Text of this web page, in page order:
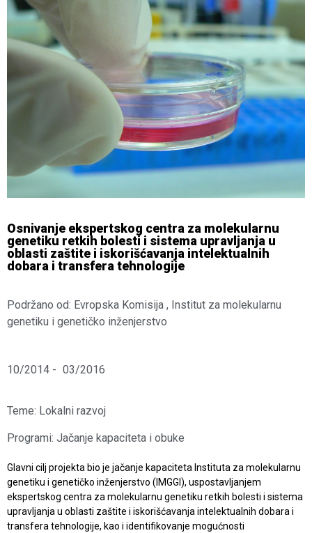
Osnivanje ekspertskog centra za molekularnu
genetiku retkih bolesti i sistema upravljanja u
oblasti zaštite i iskorišćavanja intelektualnih
dobara i transfera tehnologije
Podržano od: Evropska Komisija , Institut za molekularnu
genetiku i genetičko inženjerstvo
10/2014 - 03/2016
Teme: Lokalni razvoj
Programi: Jačanje kapaciteta i obuke
Glavni cilj projekta bio je jačanje kapaciteta Instituta za molekularnu
genetiku i genetičko inženjerstvo (IMGGI), uspostavljanjem
ekspertskog centra za molekularnu genetiku retkih bolesti i sistema
upravljanja u oblasti zaštite i iskorišćavanja intelektualnih dobara i
transfera tehnologije, kao i identifikovanje mogućnosti